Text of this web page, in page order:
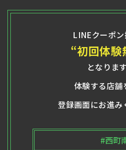
LINEクーポ
“初回体験
となります
体験する店舗
登録画面にお進み
#西町